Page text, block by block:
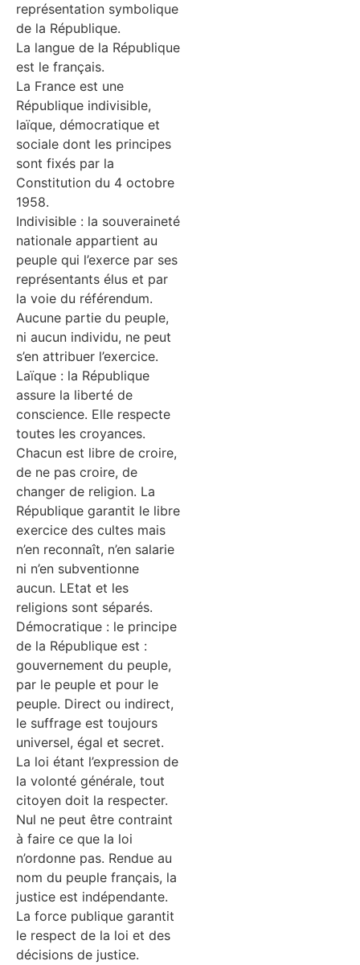
représentation symbolique
de la République.
La langue de la République
est le français.
La France est une
République indivisible,
laïque, démocratique et
sociale dont les principes
sont fixés par la
Constitution du 4 octobre
1958.
Indivisible : la souveraineté
nationale appartient au
peuple qui l’exerce par ses
représentants élus et par
la voie du référendum.
Aucune partie du peuple,
ni aucun individu, ne peut
s’en attribuer l’exercice.
Laïque : la République
assure la liberté de
conscience. Elle respecte
toutes les croyances.
Chacun est libre de croire,
de ne pas croire, de
changer de religion. La
République garantit le libre
exercice des cultes mais
n’en reconnaît, n’en salarie
ni n’en subventionne
aucun. LEtat et les
religions sont séparés.
Démocratique : le principe
de la République est :
gouvernement du peuple,
par le peuple et pour le
peuple. Direct ou indirect,
le suffrage est toujours
universel, égal et secret.
La loi étant l’expression de
la volonté générale, tout
citoyen doit la respecter.
Nul ne peut être contraint
à faire ce que la loi
n’ordonne pas. Rendue au
nom du peuple français, la
justice est indépendante.
La force publique garantit
le respect de la loi et des
décisions de justice.